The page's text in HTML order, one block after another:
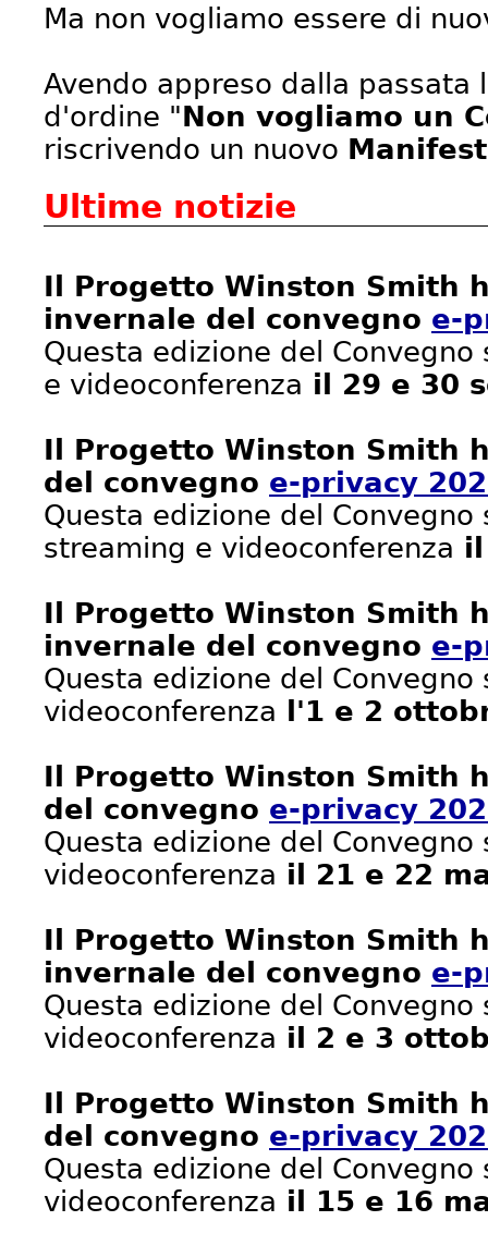
Ma non vogliamo essere di
Avendo appreso dalla passata
d'ordine "Non vogliamo un
riscrivendo un nuovo
Ultime notizie
Il Progetto Winston Smith
invernale del convegno e-
Questa edizione del
e videoconferenza il 29 e 30
Il Progetto Winston Smith
del convegno e-privacy
Questa edizione del
streaming e videoconferenza
Il Progetto Winston Smith
invernale del convegno e-
Questa edizione del
videoconferenza l'1 e 2
Il Progetto Winston Smith
del convegno e-privacy
Questa edizione del
videoconferenza il 21 e 22
Il Progetto Winston Smith
invernale del convegno e-
Questa edizione del
videoconferenza il 2 e 3
Il Progetto Winston Smith
del convegno e-privacy
Questa edizione del
videoconferenza il 15 e 16